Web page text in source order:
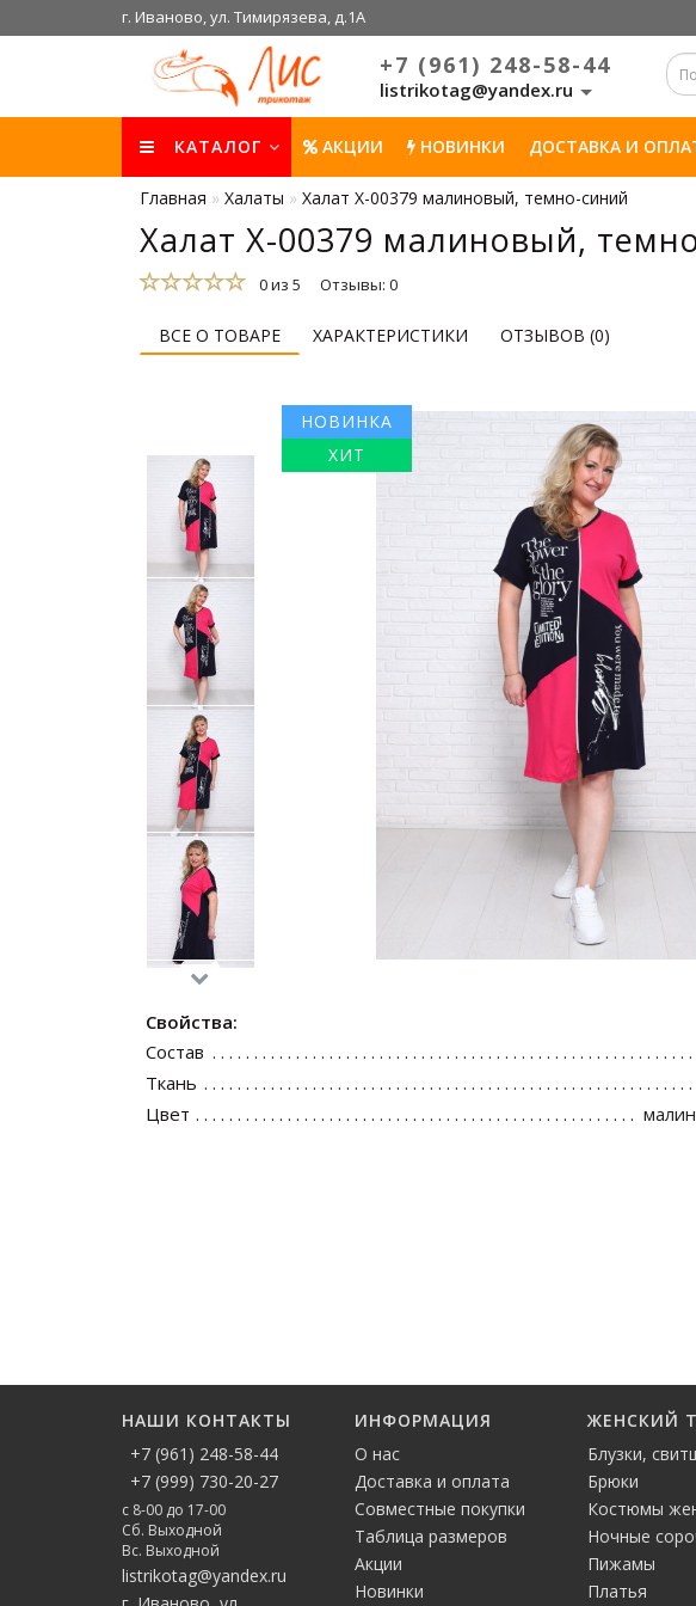
г. Иваново, ул. Тимирязева, д.1А
+7 (961) 248-58-44
listrikotag@yandex.ru
КАТАЛОГ АКЦИИ НОВИНКИ ДОСТАВКА И
Главная Халаты Халат Х-00379 малиновый, темно-синий
Халат Х-00379 малиновый,
0 из 5 Отзывы: 0
ВСЕ О ТОВАРЕ ХАРАКТЕРИСТИКИ ОТЗЫВОВ (0)
НОВИНКА
ХИТ
Свойства:
Состав
Ткань
Цвет
НАШИ КОНТАКТЫ
+7 (961) 248-58-44
+7 (999) 730-20-27
с 8-00 до 17-00
Сб. Выходной
Вс. Выходной
listrikotag@yandex.ru
ИНФОРМАЦИЯ
О нас
Доставка и оплата
Совместные покупки
Таблица размеров
Акции
Новинки
ЖЕНСКИЙ
Блузки,
Брюки
Костюмы
Ночные
Пижамы
Платья